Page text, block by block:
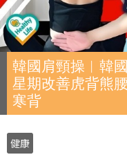
韓國肩頸操︱韓
星期改善虎背熊
寒背
健康